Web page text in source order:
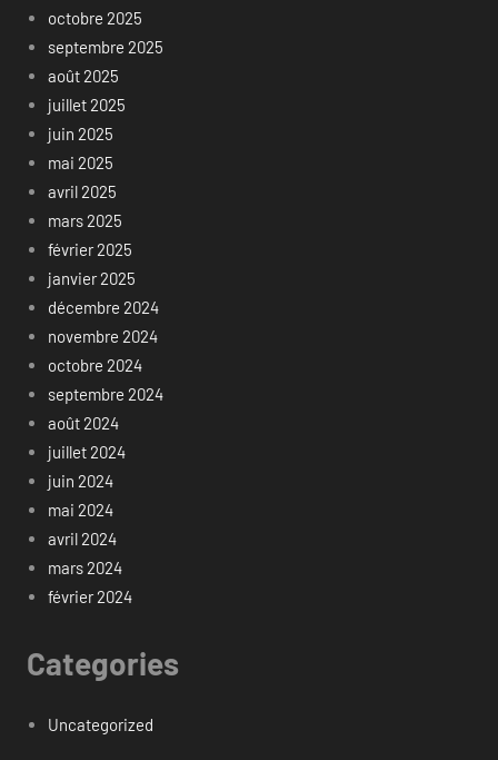
octobre 2025
septembre 2025
août 2025
juillet 2025
juin 2025
mai 2025
avril 2025
mars 2025
février 2025
janvier 2025
décembre 2024
novembre 2024
octobre 2024
septembre 2024
août 2024
juillet 2024
juin 2024
mai 2024
avril 2024
mars 2024
février 2024
Categories
Uncategorized